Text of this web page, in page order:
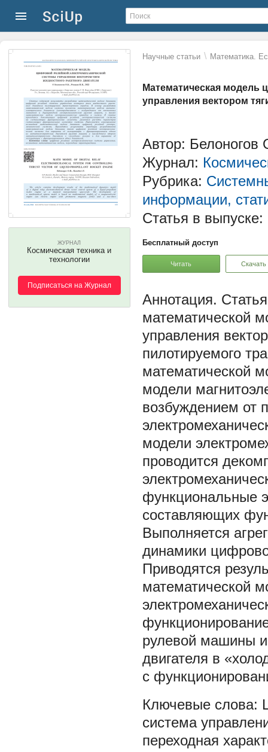
Научные статьи \ Математика.
Математическая модель
управления вектором
ЖУРНАЛ
Космическая техника и
технологии
Подписаться на Журнал
Автор:
Журнал:
Рубрика:
информации,
Статья в выпуске:
Бесплатный доступ
Читать Скачать
математической
управления
пилотируемого
математической
модели
возбуждением от
модели
проводится
функциональные
составляющих
Выполняется
динамики
Приводятся
математической
рулевой машины и
двигателя в
с
система
переходная